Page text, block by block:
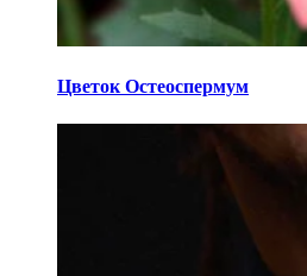
Цветок Остеоспермум